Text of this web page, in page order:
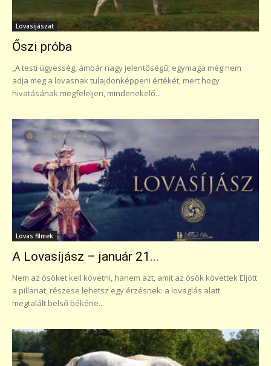
Lovasíjászat
Őszi próba
„A testi ügyesség, ámbár nagy jelentőségű, egymaga még nem
adja meg a lovasnak tulajdonképpeni értékét, mert hogy
hivatásának megfeleljen, mindenekelő...
Lovas filmek
A Lovasíjász – január 21...
Nem az ősöket kell követni, hanem azt, amit az ősök követtek Eljött
a pillanat, részese lehetsz egy érzésnek: a lovaglás alatt
megtalált belső békéne...